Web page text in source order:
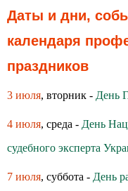
Даты и дни,
календаря
праздников
3 июля, вторник - День
4 июля, среда - День
судебного эксперта
7 июля, суббота - День